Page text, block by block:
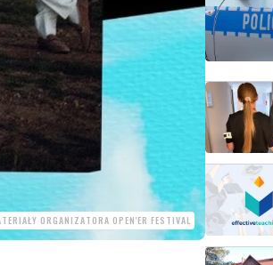
ORGANIZATORA OPEN'ER FESTIVAL